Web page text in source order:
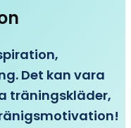
Det kan vara
träningskläder,